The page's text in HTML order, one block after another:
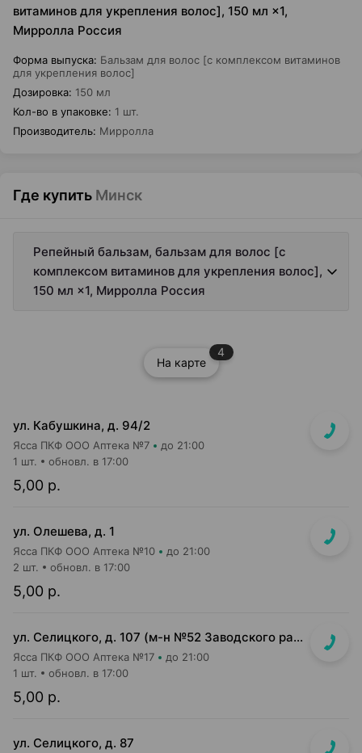
витаминов для укрепления волос], 150 мл ×1,
Мирролла Россия
Форма выпуска: Бальзам для волос [с комплексом витаминов
для укрепления волос]
Дозировка: 150 мл
Кол-во в упаковке: 1 шт.
Производитель: Мирролла
Где купить Минск
Репейный бальзам, бальзам для волос [с
комплексом витаминов для укрепления волос],
150 мл ×1, Мирролла Россия
На карте
4
ул. Кабушкина, д. 94/2
Ясса ПКФ ООО Аптека №7 до 21:00
5,00 р.
1 шт. обновл. в 17:00
ул. Олешева, д. 1
Ясса ПКФ ООО Аптека №10 до 21:00
5,00 р.
2 шт. обновл. в 17:00
ул. Селицкого, д. 107 (м-н №52 Заводского райпищеторга)
Ясса ПКФ ООО Аптека №17 до 21:00
5,00 р.
1 шт. обновл. в 17:00
ул. Селицкого, д. 87